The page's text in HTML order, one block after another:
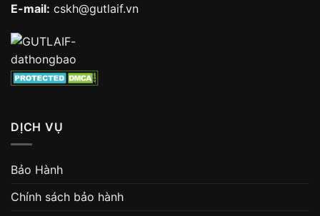
E-mail: cskh@gutlaif.vn
DỊCH VỤ
Bảo Hành
Chính sách bảo hành